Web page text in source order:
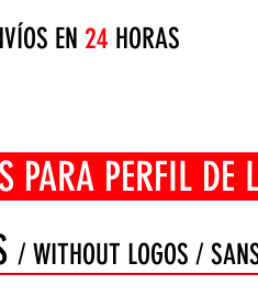
EN 24 HORAS
PERFIL DE
/ WITHOUT LOGOS /